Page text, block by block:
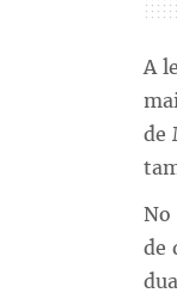
A
de
No
de